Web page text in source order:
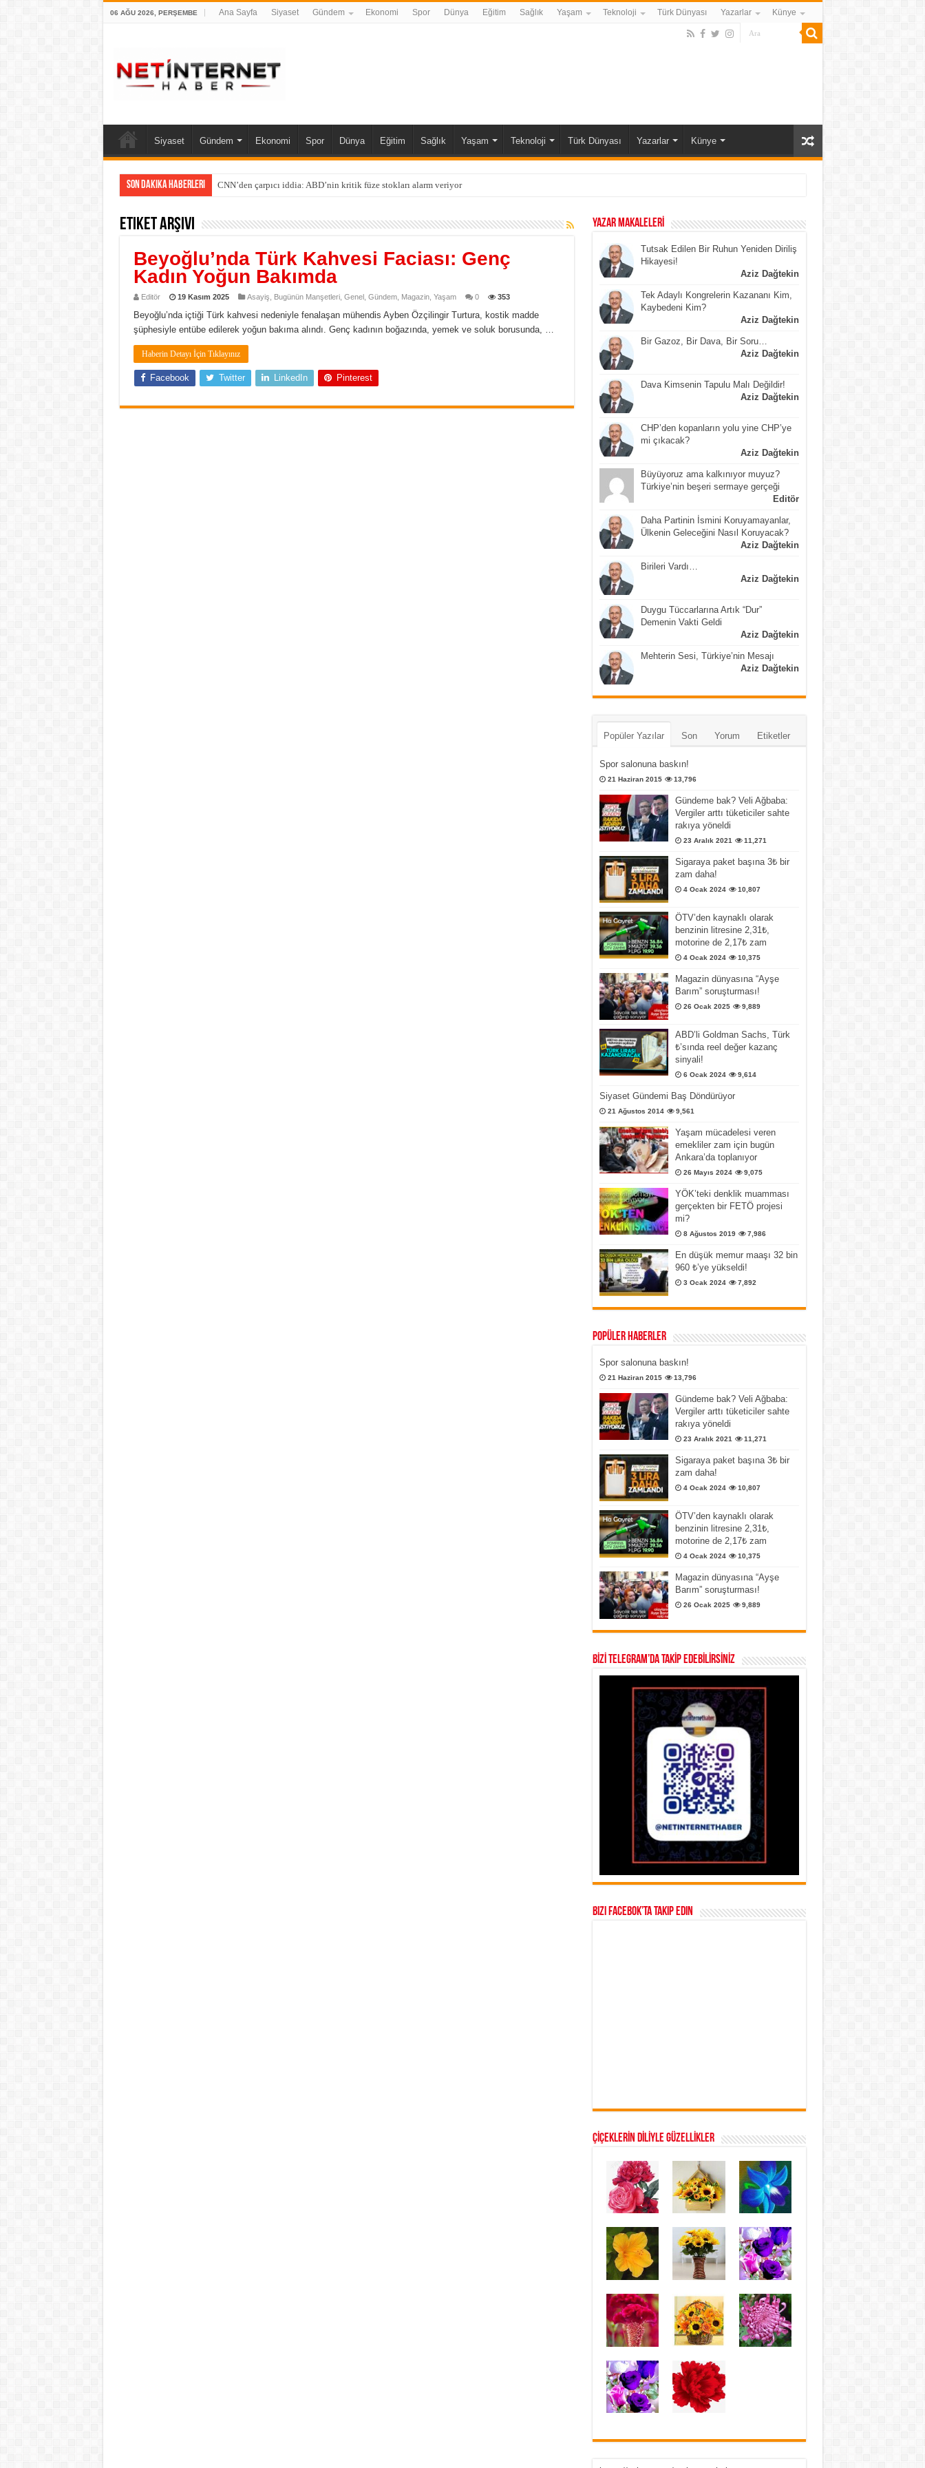
06 AĞU 2026, PERŞEMBE Ana Sayfa Siyaset Gündem Ekonomi Spor Dünya Eğitim Sağlık Yaşam Teknoloji Türk Dünyası Yazarlar Künye
Siyaset Gündem Ekonomi Spor Dünya Eğitim Sağlık Yaşam Teknoloji Türk Dünyası Yazarlar Künye
Son Dakika Haberleri CNN’den çarpıcı iddia: ABD’nin kritik füze stokları alarm veriyor
Etiket Arşivi
Beyoğlu’nda Türk Kahvesi Faciası: Genç
Kadın Yoğun Bakımda
Editör 19 Kasım 2025 Asayiş Bugünün Manşetleri, Genel, Gündem, Magazin, Yaşam 0 353
Beyoğlu’nda içtiği Türk kahvesi nedeniyle fenalaşan mühendis Ayben Özçilingir Turtura, kostik madde
şüphesiyle entübe edilerek yoğun bakıma alındı. Genç kadının boğazında, yemek ve soluk borusunda, …
Haberin Detayı İçin Tıklayınız
Facebook Twitter LinkedIn Pinterest
YAZAR MAKALELERİ
Tutsak Edilen Bir Ruhun Yeniden Diriliş
Hikayesi!
Aziz Dağtekin
Tek Adaylı Kongrelerin Kazananı Kim,
Kaybedeni Kim?
Aziz Dağtekin
Bir Gazoz, Bir Dava, Bir Soru…
Aziz Dağtekin
Dava Kimsenin Tapulu Malı Değildir!
Aziz Dağtekin
CHP’den kopanların yolu yine CHP’ye
mi çıkacak?
Aziz Dağtekin
Büyüyoruz ama kalkınıyor muyuz?
Türkiye’nin beşeri sermaye gerçeği
Editör
Daha Partinin İsmini Koruyamayanlar,
Ülkenin Geleceğini Nasıl Koruyacak?
Aziz Dağtekin
Birileri Vardı…
Aziz Dağtekin
Duygu Tüccarlarına Artık “Dur”
Demenin Vakti Geldi
Aziz Dağtekin
Mehterin Sesi, Türkiye’nin Mesajı
Aziz Dağtekin
Popüler Yazılar Son Yorum Etiketler
Spor salonuna baskın!
21 Haziran 2015 13,796
Gündeme bak? Veli Ağbaba:
Vergiler arttı tüketiciler sahte
rakıya yöneldi
23 Aralık 2021 11,271
Sigaraya paket başına 3₺ bir
zam daha!
4 Ocak 2024 10,807
ÖTV’den kaynaklı olarak
benzinin litresine 2,31₺,
motorine de 2,17₺ zam
4 Ocak 2024 10,375
Magazin dünyasına “Ayşe
Barım” soruşturması!
26 Ocak 2025 9,889
ABD’li Goldman Sachs, Türk
₺’sında reel değer kazanç
sinyali!
6 Ocak 2024 9,614
Siyaset Gündemi Baş Döndürüyor
21 Ağustos 2014 9,561
Yaşam mücadelesi veren
emekliler zam için bugün
Ankara’da toplanıyor
26 Mayıs 2024 9,075
YÖK’teki denklik muamması
gerçekten bir FETÖ projesi
mi?
8 Ağustos 2019 7,986
En düşük memur maaşı 32 bin
960 ₺’ye yükseldi!
3 Ocak 2024 7,892
Popüler Haberler
Spor salonuna baskın!
21 Haziran 2015 13,796
Gündeme bak? Veli Ağbaba:
Vergiler arttı tüketiciler sahte
rakıya yöneldi
23 Aralık 2021 11,271
Sigaraya paket başına 3₺ bir
zam daha!
4 Ocak 2024 10,807
ÖTV’den kaynaklı olarak
benzinin litresine 2,31₺,
motorine de 2,17₺ zam
4 Ocak 2024 10,375
Magazin dünyasına “Ayşe
Barım” soruşturması!
26 Ocak 2025 9,889
BİZİ TELEGRAM’DA TAKİP EDEBİLİRSİNİZ
Bizi Facebok’ta takip edin
ÇİÇEKLERİN DİLİYLE GÜZELLİKLER